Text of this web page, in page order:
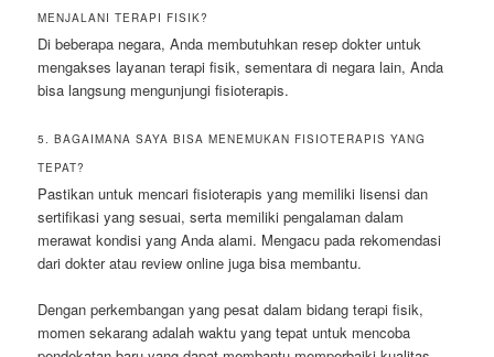
MENJALANI TERAPI FISIK?
Di beberapa negara, Anda membutuhkan resep dokter untuk
mengakses layanan terapi fisik, sementara di negara lain, Anda
bisa langsung mengunjungi fisioterapis.
5. BAGAIMANA SAYA BISA MENEMUKAN FISIOTERAPIS YANG
TEPAT?
Pastikan untuk mencari fisioterapis yang memiliki lisensi dan
sertifikasi yang sesuai, serta memiliki pengalaman dalam
merawat kondisi yang Anda alami. Mengacu pada rekomendasi
dari dokter atau review online juga bisa membantu.
Dengan perkembangan yang pesat dalam bidang terapi fisik,
momen sekarang adalah waktu yang tepat untuk mencoba